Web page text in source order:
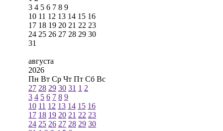
3 4 5 6 7 8 9
10 11 12 13 14 15 16
17 18 19 20 21 22 23
24 25 26 27 28 29 30
31
августа
2026
Пн Вт Ср Чт Пт Сб Вс
27 28 29 30 31 1 2
3 4 5 6 7 8 9
10 11 12 13 14 15 16
17 18 19 20 21 22 23
24 25 26 27 28 29 30